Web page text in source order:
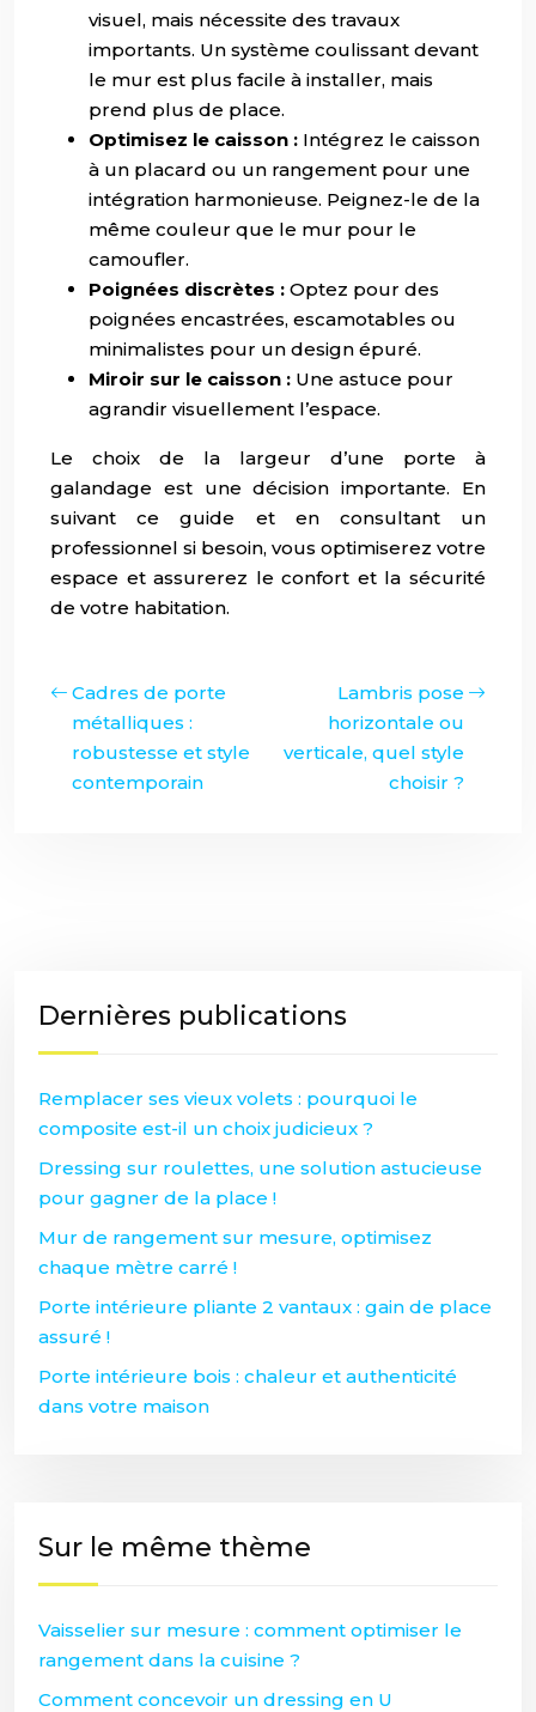
visuel, mais nécessite des travaux
importants. Un système coulissant devant
le mur est plus facile à installer, mais
prend plus de place.
Optimisez le caisson : Intégrez le caisson
à un placard ou un rangement pour une
intégration harmonieuse. Peignez-le de la
même couleur que le mur pour le
camoufler.
Poignées discrètes : Optez pour des
poignées encastrées, escamotables ou
minimalistes pour un design épuré.
Miroir sur le caisson : Une astuce pour
agrandir visuellement l’espace.
Le choix de la largeur d’une porte à
galandage est une décision importante. En
suivant ce guide et en consultant un
professionnel si besoin, vous optimiserez votre
espace et assurerez le confort et la sécurité
de votre habitation.
Cadres de porte
métalliques :
robustesse et style
contemporain
Lambris pose
horizontale ou
verticale, quel style
choisir ?
Dernières publications
Remplacer ses vieux volets : pourquoi le
composite est-il un choix judicieux ?
Dressing sur roulettes, une solution astucieuse
pour gagner de la place !
Mur de rangement sur mesure, optimisez
chaque mètre carré !
Porte intérieure pliante 2 vantaux : gain de place
assuré !
Porte intérieure bois : chaleur et authenticité
dans votre maison
Sur le même thème
Vaisselier sur mesure : comment optimiser le
rangement dans la cuisine ?
Comment concevoir un dressing en U